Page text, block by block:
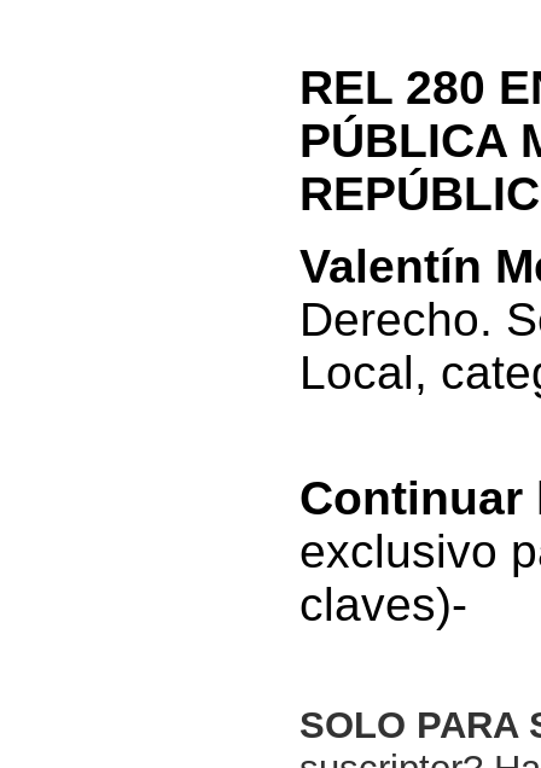
REL 280
PÚBLICA
Valentín
Derecho.
Local,
exclusivo
claves)-
SOLO PARA